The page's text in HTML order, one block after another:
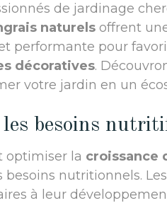
de jardinage
naturels offrent
performante pour
décoratives.
votre jardin en un
les besoins
optimiser la croissance
nutritionnels.
à leur